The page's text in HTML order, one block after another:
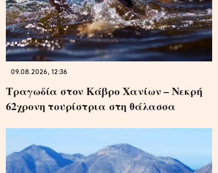
09.08.2026, 12:36
Τραγωδία στον Κάβρο Χανίων – Νεκρή
62χρονη τουρίστρια στη θάλασσα